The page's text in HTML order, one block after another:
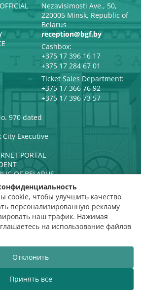
Nezavisimosti Ave., 50,
220005 Minsk, Republic of
Belarus
reception@bgf.by
Cashbox:
+375 17 396 16 17
+375 17 284 67 01
Ticket Sales Department:
+375 17 366 76 92
+375 17 396 73 57
970 dated
Executive
PORTAL
OF BELARUS
OF THE
Website developmentВТОП3
State Philharmonic welcomes you!
cookie, чтобы улучшить качество
персонализированную рекламу
наш трафик. Нажимая
на использование файлов
Отклонить
Принять все